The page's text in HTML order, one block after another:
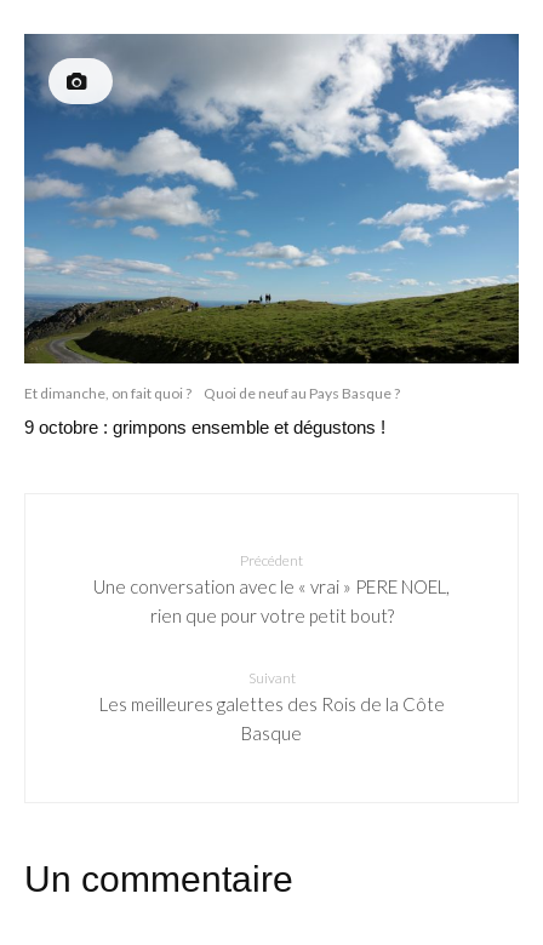
Et dimanche, on fait quoi ? Quoi de neuf au Pays Basque ?
9 octobre : grimpons ensemble et dégustons !
Précédent
Une conversation avec le « vrai » PERE NOEL,
rien que pour votre petit bout?
Suivant
Les meilleures galettes des Rois de la Côte
Basque
Un commentaire